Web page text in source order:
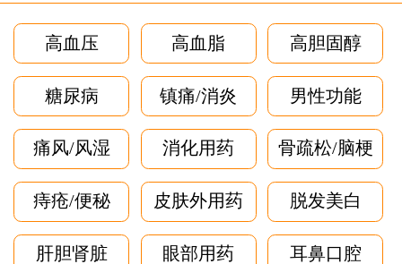
高血压 高血脂 高胆固醇
糖尿病 镇痛/消炎 男性功能
痛风/风湿 消化用药 骨疏松/脑梗
痔疮/便秘 皮肤外用药 脱发美白
肝胆肾脏 眼部用药 耳鼻口腔